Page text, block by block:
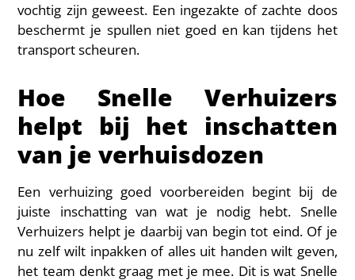
vochtig zijn geweest. Een ingezakte of zachte doos
beschermt je spullen niet goed en kan tijdens het
transport scheuren.
Hoe Snelle Verhuizers
helpt bij het inschatten
van je verhuisdozen
Een verhuizing goed voorbereiden begint bij de
juiste inschatting van wat je nodig hebt. Snelle
Verhuizers helpt je daarbij van begin tot eind. Of je
nu zelf wilt inpakken of alles uit handen wilt geven,
het team denkt graag met je mee. Dit is wat Snelle